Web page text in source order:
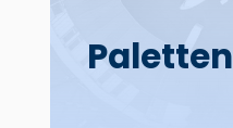
Paletten